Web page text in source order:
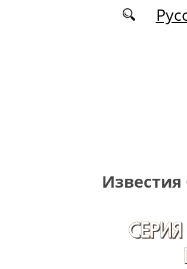
Перейти к основному содержанию
Известия